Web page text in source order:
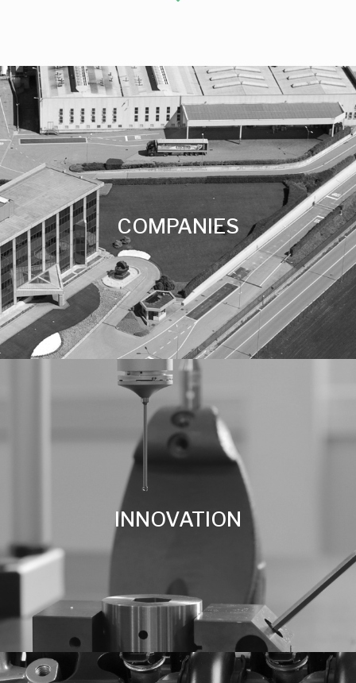
COMPANIES
INNOVATION